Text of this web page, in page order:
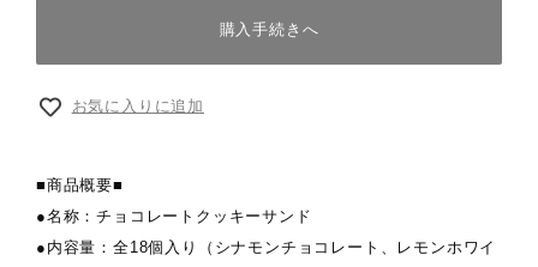
購入手続きへ
お気に入りに追加
■商品概要■
●名称：チョコレートクッキーサンド
●内容量：全18個入り（シナモンチョコレート、レモンホワイ